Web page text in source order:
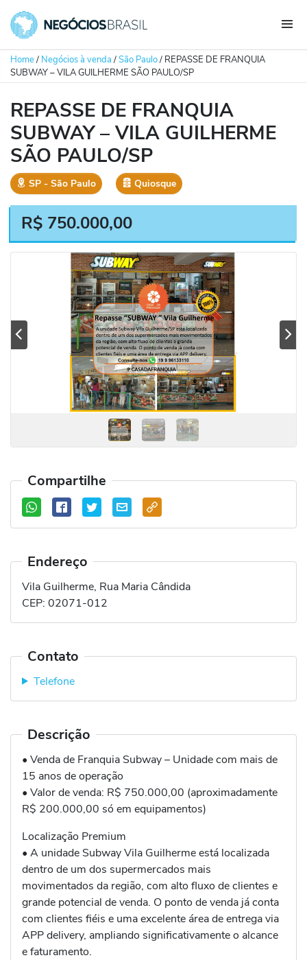
Home/ Negócios à venda/São Paulo/ REPASSE DE FRANQUIA
SUBWAY – VILA GUILHERME SÃO PAULO/SP
REPASSE DE FRANQUIA
SUBWAY – VILA GUILHERME
SÃO PAULO/SP
SP ‐ São Paulo Quiosque
R$ 750.000,00
Compartilhe
Endereço
Vila Guilherme, Rua Maria Cândida
CEP: 02071-012
Contato
Telefone
Descrição
• Venda de Franquia Subway – Unidade com mais de
15 anos de operação
• Valor de venda: R$ 750.000,00 (aproximadamente
R$ 200.000,00 só em equipamentos)
Localização Premium
• A unidade Subway Vila Guilherme está localizada
dentro de um dos supermercados mais
movimentados da região, com alto fluxo de clientes e
grande potencial de venda. O ponto de venda já conta
com clientes fiéis e uma excelente área de entrega via
APP delivery, ampliando significativamente o alcance
e faturamento.